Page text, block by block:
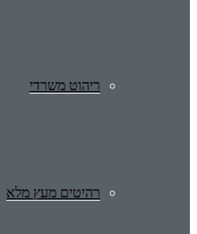
ריהוט משרדי
רהיטים מעץ מלא